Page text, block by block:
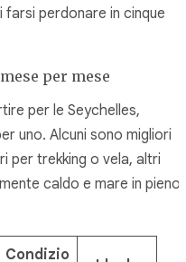
perdonare in cinque
per mese
per le Seychelles,
uno. Alcuni sono migliori
per trekking o vela, altri
caldo e mare in pieno
Condizio